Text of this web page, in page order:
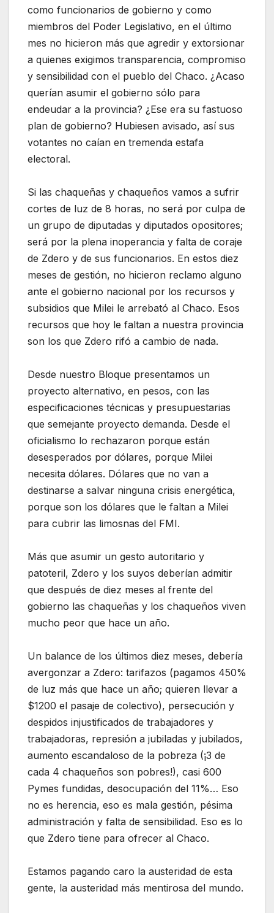
como funcionarios de gobierno y como
miembros del Poder Legislativo, en el último
mes no hicieron más que agredir y extorsionar
a quienes exigimos transparencia, compromiso
y sensibilidad con el pueblo del Chaco. ¿Acaso
querían asumir el gobierno sólo para
endeudar a la provincia? ¿Ese era su fastuoso
plan de gobierno? Hubiesen avisado, así sus
votantes no caían en tremenda estafa
electoral.
Si las chaqueñas y chaqueños vamos a sufrir
cortes de luz de 8 horas, no será por culpa de
un grupo de diputadas y diputados opositores;
será por la plena inoperancia y falta de coraje
de Zdero y de sus funcionarios. En estos diez
meses de gestión, no hicieron reclamo alguno
ante el gobierno nacional por los recursos y
subsidios que Milei le arrebató al Chaco. Esos
recursos que hoy le faltan a nuestra provincia
son los que Zdero rifó a cambio de nada.
Desde nuestro Bloque presentamos un
proyecto alternativo, en pesos, con las
especificaciones técnicas y presupuestarias
que semejante proyecto demanda. Desde el
oficialismo lo rechazaron porque están
desesperados por dólares, porque Milei
necesita dólares. Dólares que no van a
destinarse a salvar ninguna crisis energética,
porque son los dólares que le faltan a Milei
para cubrir las limosnas del FMI.
Más que asumir un gesto autoritario y
patoteril, Zdero y los suyos deberían admitir
que después de diez meses al frente del
gobierno las chaqueñas y los chaqueños viven
mucho peor que hace un año.
Un balance de los últimos diez meses, debería
avergonzar a Zdero: tarifazos (pagamos 450%
de luz más que hace un año; quieren llevar a
$1200 el pasaje de colectivo), persecución y
despidos injustificados de trabajadores y
trabajadoras, represión a jubiladas y jubilados,
aumento escandaloso de la pobreza (¡3 de
cada 4 chaqueños son pobres!), casi 600
Pymes fundidas, desocupación del 11%… Eso
no es herencia, eso es mala gestión, pésima
administración y falta de sensibilidad. Eso es lo
que Zdero tiene para ofrecer al Chaco.
Estamos pagando caro la austeridad de esta
gente, la austeridad más mentirosa del mundo.